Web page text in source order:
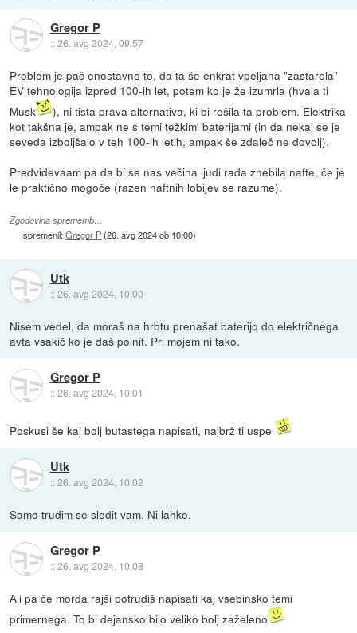
Gregor P
::26. avg 2024, 09:57
Problem je pač enostavno to, da ta še enkrat vpeljana "zastarela"
EV tehnologija izpred 100-ih let, potem ko je že izumrla (hvala ti
Musk
), ni tista prava alternativa, ki bi rešila ta problem. Elektrika
kot takšna je, ampak ne s temi težkimi baterijami (in da nekaj se je
seveda izboljšalo v teh 100-ih letih, ampak še zdaleč ne dovolj).
Predvidevaam pa da bi se nas večina ljudi rada znebila nafte, če je
le praktično mogoče (razen naftnih lobijev se razume).
Zgodovina sprememb…
spremenil:Gregor P(26. avg 2024 ob 10:00)
Utk
::26. avg 2024, 10:00
Nisem vedel, da moraš na hrbtu prenašat baterijo do električnega
avta vsakič ko je daš polnit. Pri mojem ni tako.
Gregor P
::26. avg 2024, 10:01
Poskusi še kaj bolj butastega napisati, najbrž ti uspe
Utk
::26. avg 2024, 10:02
Samo trudim se sledit vam. Ni lahko.
Gregor P
::26. avg 2024, 10:08
Ali pa če morda rajši potrudiš napisati kaj vsebinsko temi
primernega. To bi dejansko bilo veliko bolj zaželeno